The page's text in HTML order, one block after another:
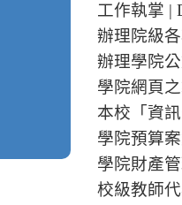
工作執掌 |
辦理院級
辦理學院
學院網頁
本校「資
學院預算
學院財產
校級教師